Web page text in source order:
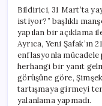
Bildirici, 31 Mart’ta
istiyor?” başlıklı
yapılan bir açıklama
Ayrıca, Yeni Şafak’ın
enflasyonla mücadele
herhangi bir yanıt
görüşüne göre,
tartışmaya girmeyi
yalanlama yapmadı.